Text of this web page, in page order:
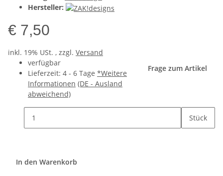
Hersteller:
€ 7,50
inkl. 19% USt. , zzgl. Versand
verfügbar
Lieferzeit: 4 - 6 Tage *Weitere
Informationen (DE - Ausland
abweichend)
Frage zum Artikel
Stück
In den Warenkorb